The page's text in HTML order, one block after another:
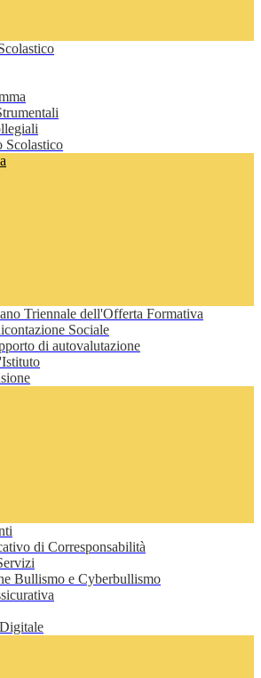
Scolastico
Triennale dell'Offerta Formativa
Sociale
di autovalutazione
di Corresponsabilità
Bullismo e Cyberbullismo